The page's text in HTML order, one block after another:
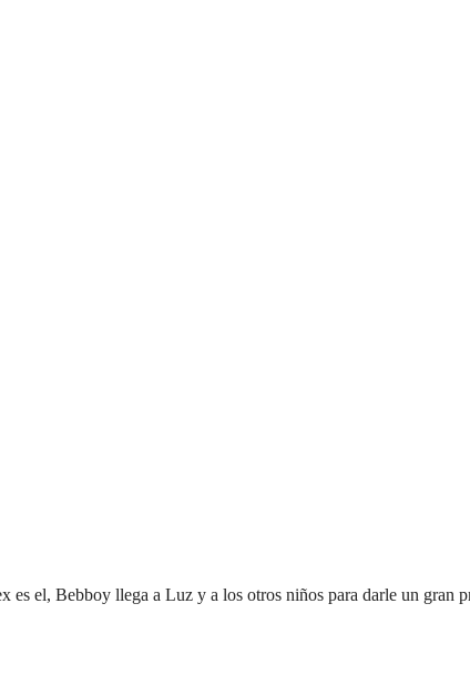
es el, Bebboy llega a Luz y a los otros niños para darle un gran